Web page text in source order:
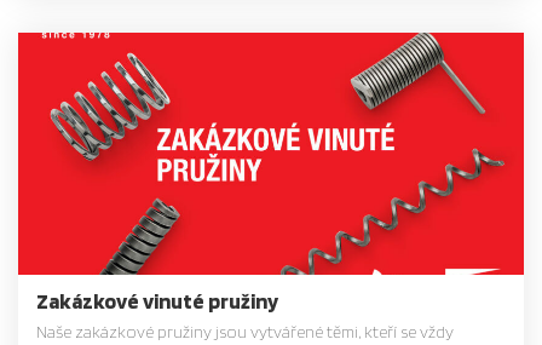
Zakázkové vinuté pružiny
Naše zakázkové pružiny jsou vytvářené těmi, kteří se vždy